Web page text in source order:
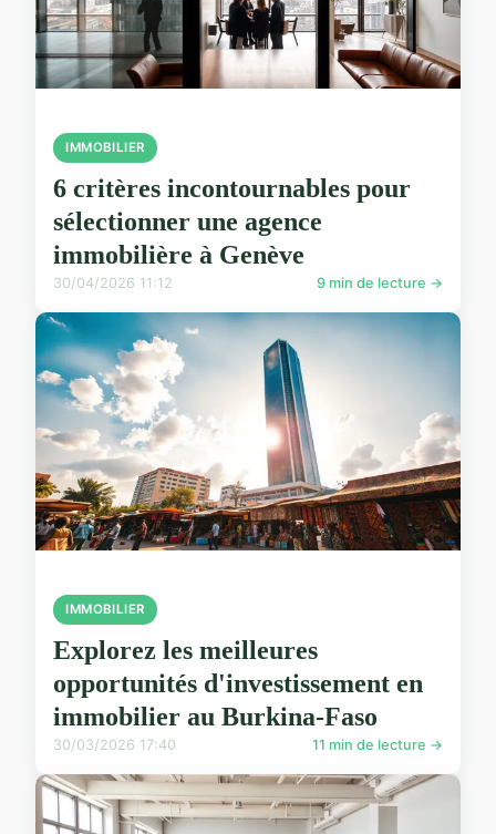
IMMOBILIER
6 critères incontournables pour
sélectionner une agence
immobilière à Genève
30/04/2026 11:12 9 min de lecture →
IMMOBILIER
Explorez les meilleures
opportunités d'investissement en
immobilier au Burkina-Faso
30/03/2026 17:40 11 min de lecture →